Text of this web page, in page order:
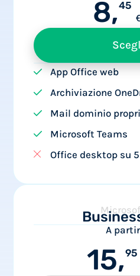
8,45
App Office web
Archiviazione
Mail dominio
Microsoft Teams
Office desktop su
A
15,95